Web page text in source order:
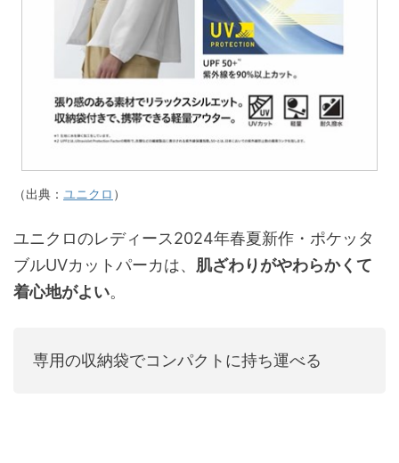
（出典： ユニクロ ）
ユニクロのレディース2024年春夏新作・ポケッタ
ブルUVカットパーカは、 肌ざわりがやわらかくて
着心地がよい。
専用の収納袋でコンパクトに持ち運べる